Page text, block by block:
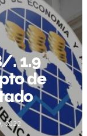
k
r
. 1.9
de
2022